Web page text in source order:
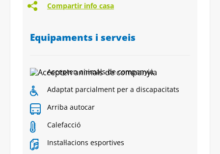
Compartir info casa
Equipaments i serveis
Accepten animals de companyia
Adaptat parcialment per a discapacitats
Arriba autocar
Calefacció
Instal·lacions esportives